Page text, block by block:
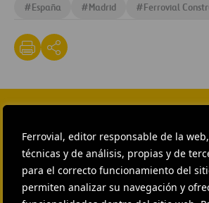
Ferrovial, editor responsable de la
técnicas y de análisis, propias y de
para el correcto funcionamiento del
permiten analizar su navegación y
#España #Madrid #Ferrovial
CONTACTA CON NOSOTROS
HEAD OF EXTERNAL
COMMUNICATION AND
INSTITUTIONAL RELATIONS
Ana García Ruiz